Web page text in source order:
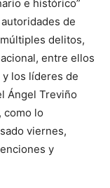
e histórico”
de
delitos,
entre ellos
y los líderes de
Ángel Treviño
como lo
viernes,
y